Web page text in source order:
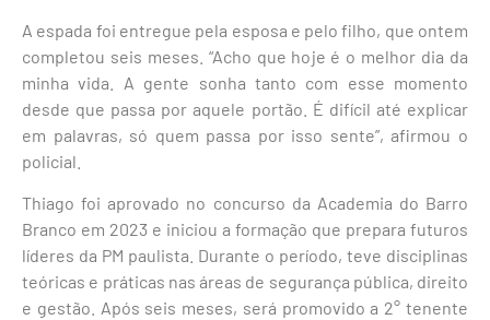
A espada foi entregue pela esposa e pelo filho, que ontem
completou seis meses. “Acho que hoje é o melhor dia da
minha vida. A gente sonha tanto com esse momento
desde que passa por aquele portão. É difícil até explicar
em palavras, só quem passa por isso sente”, afirmou o
policial.
Thiago foi aprovado no concurso da Academia do Barro
Branco em 2023 e iniciou a formação que prepara futuros
líderes da PM paulista. Durante o período, teve disciplinas
teóricas e práticas nas áreas de segurança pública, direito
e gestão. Após seis meses, será promovido a 2° tenente